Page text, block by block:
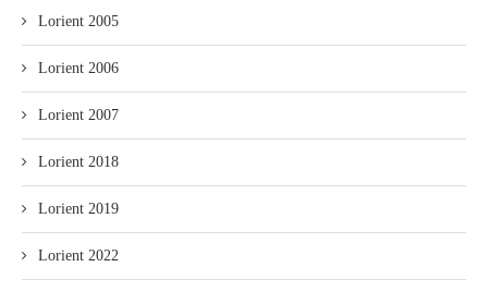
Lorient 2005
Lorient 2006
Lorient 2007
Lorient 2018
Lorient 2019
Lorient 2022